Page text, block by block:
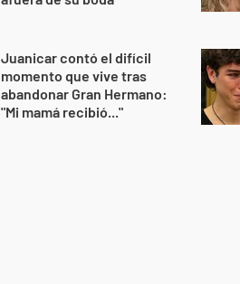
Juanicar contó el difícil
momento que vive tras
abandonar Gran Hermano:
"Mi mamá recibió..."